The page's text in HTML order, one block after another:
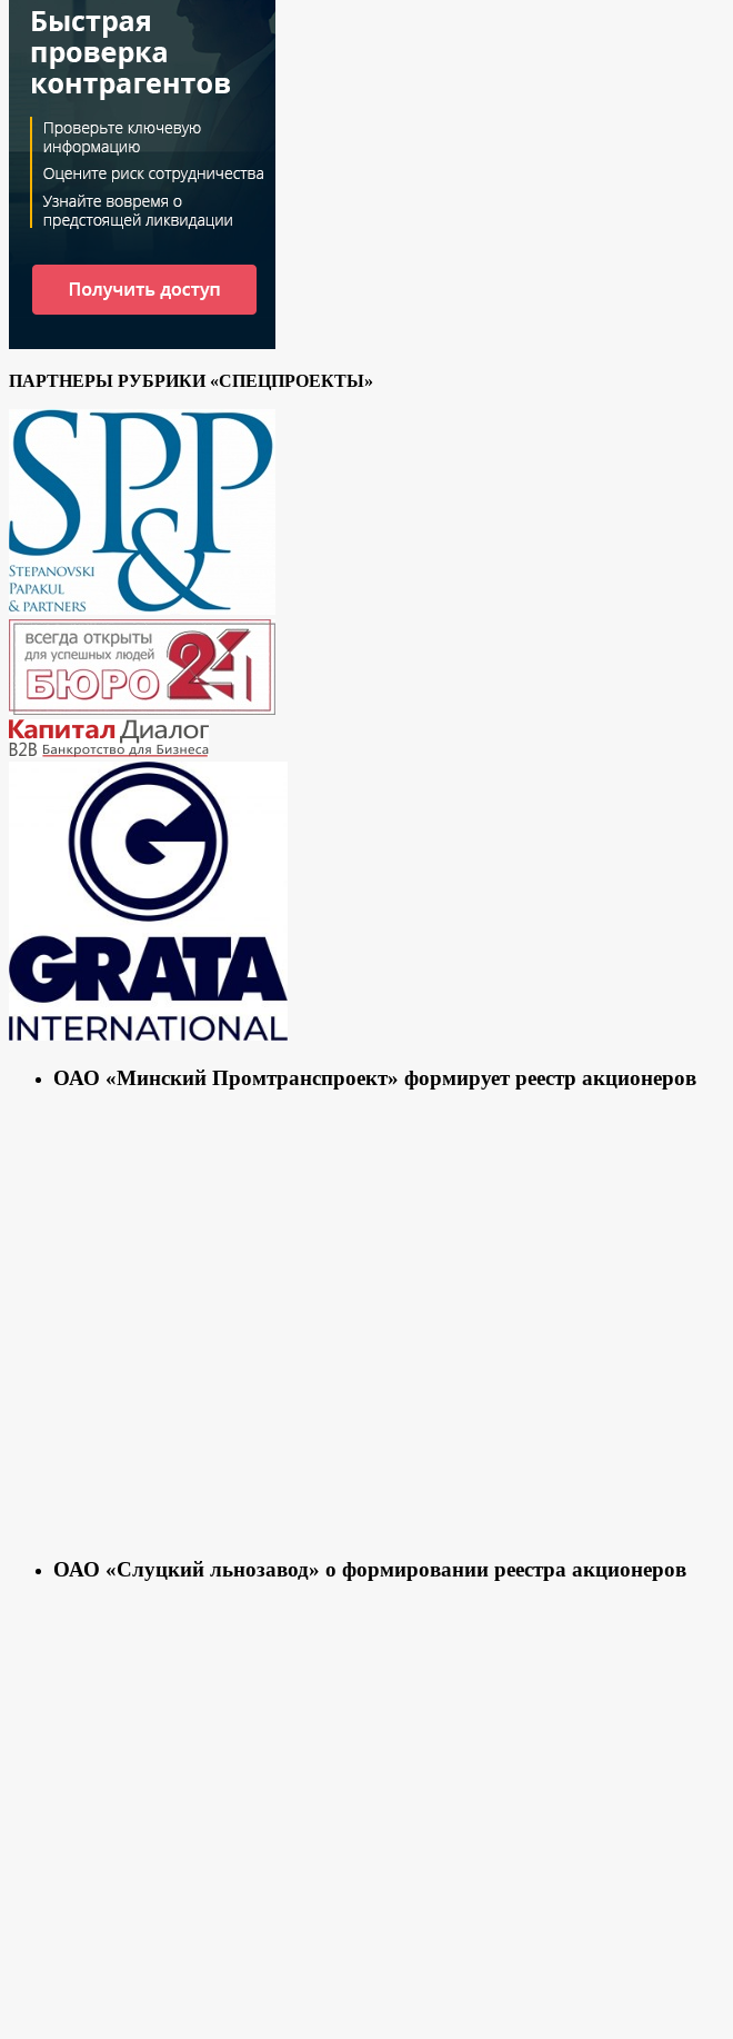
ПАРТНЕРЫ РУБРИКИ «СПЕЦПРОЕКТЫ»
ОАО «Минский Промтранспроект» формирует реестр акционеров
ОАО «Слуцкий льнозавод» о формировании реестра акционеров